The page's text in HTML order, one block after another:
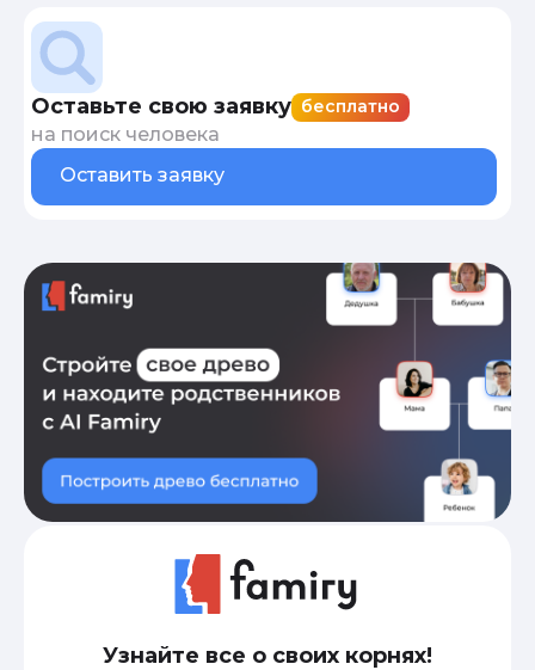
Оставьте свою заявку бесплатно
на поиск человека
Оставить заявку
Узнайте все о своих корнях!